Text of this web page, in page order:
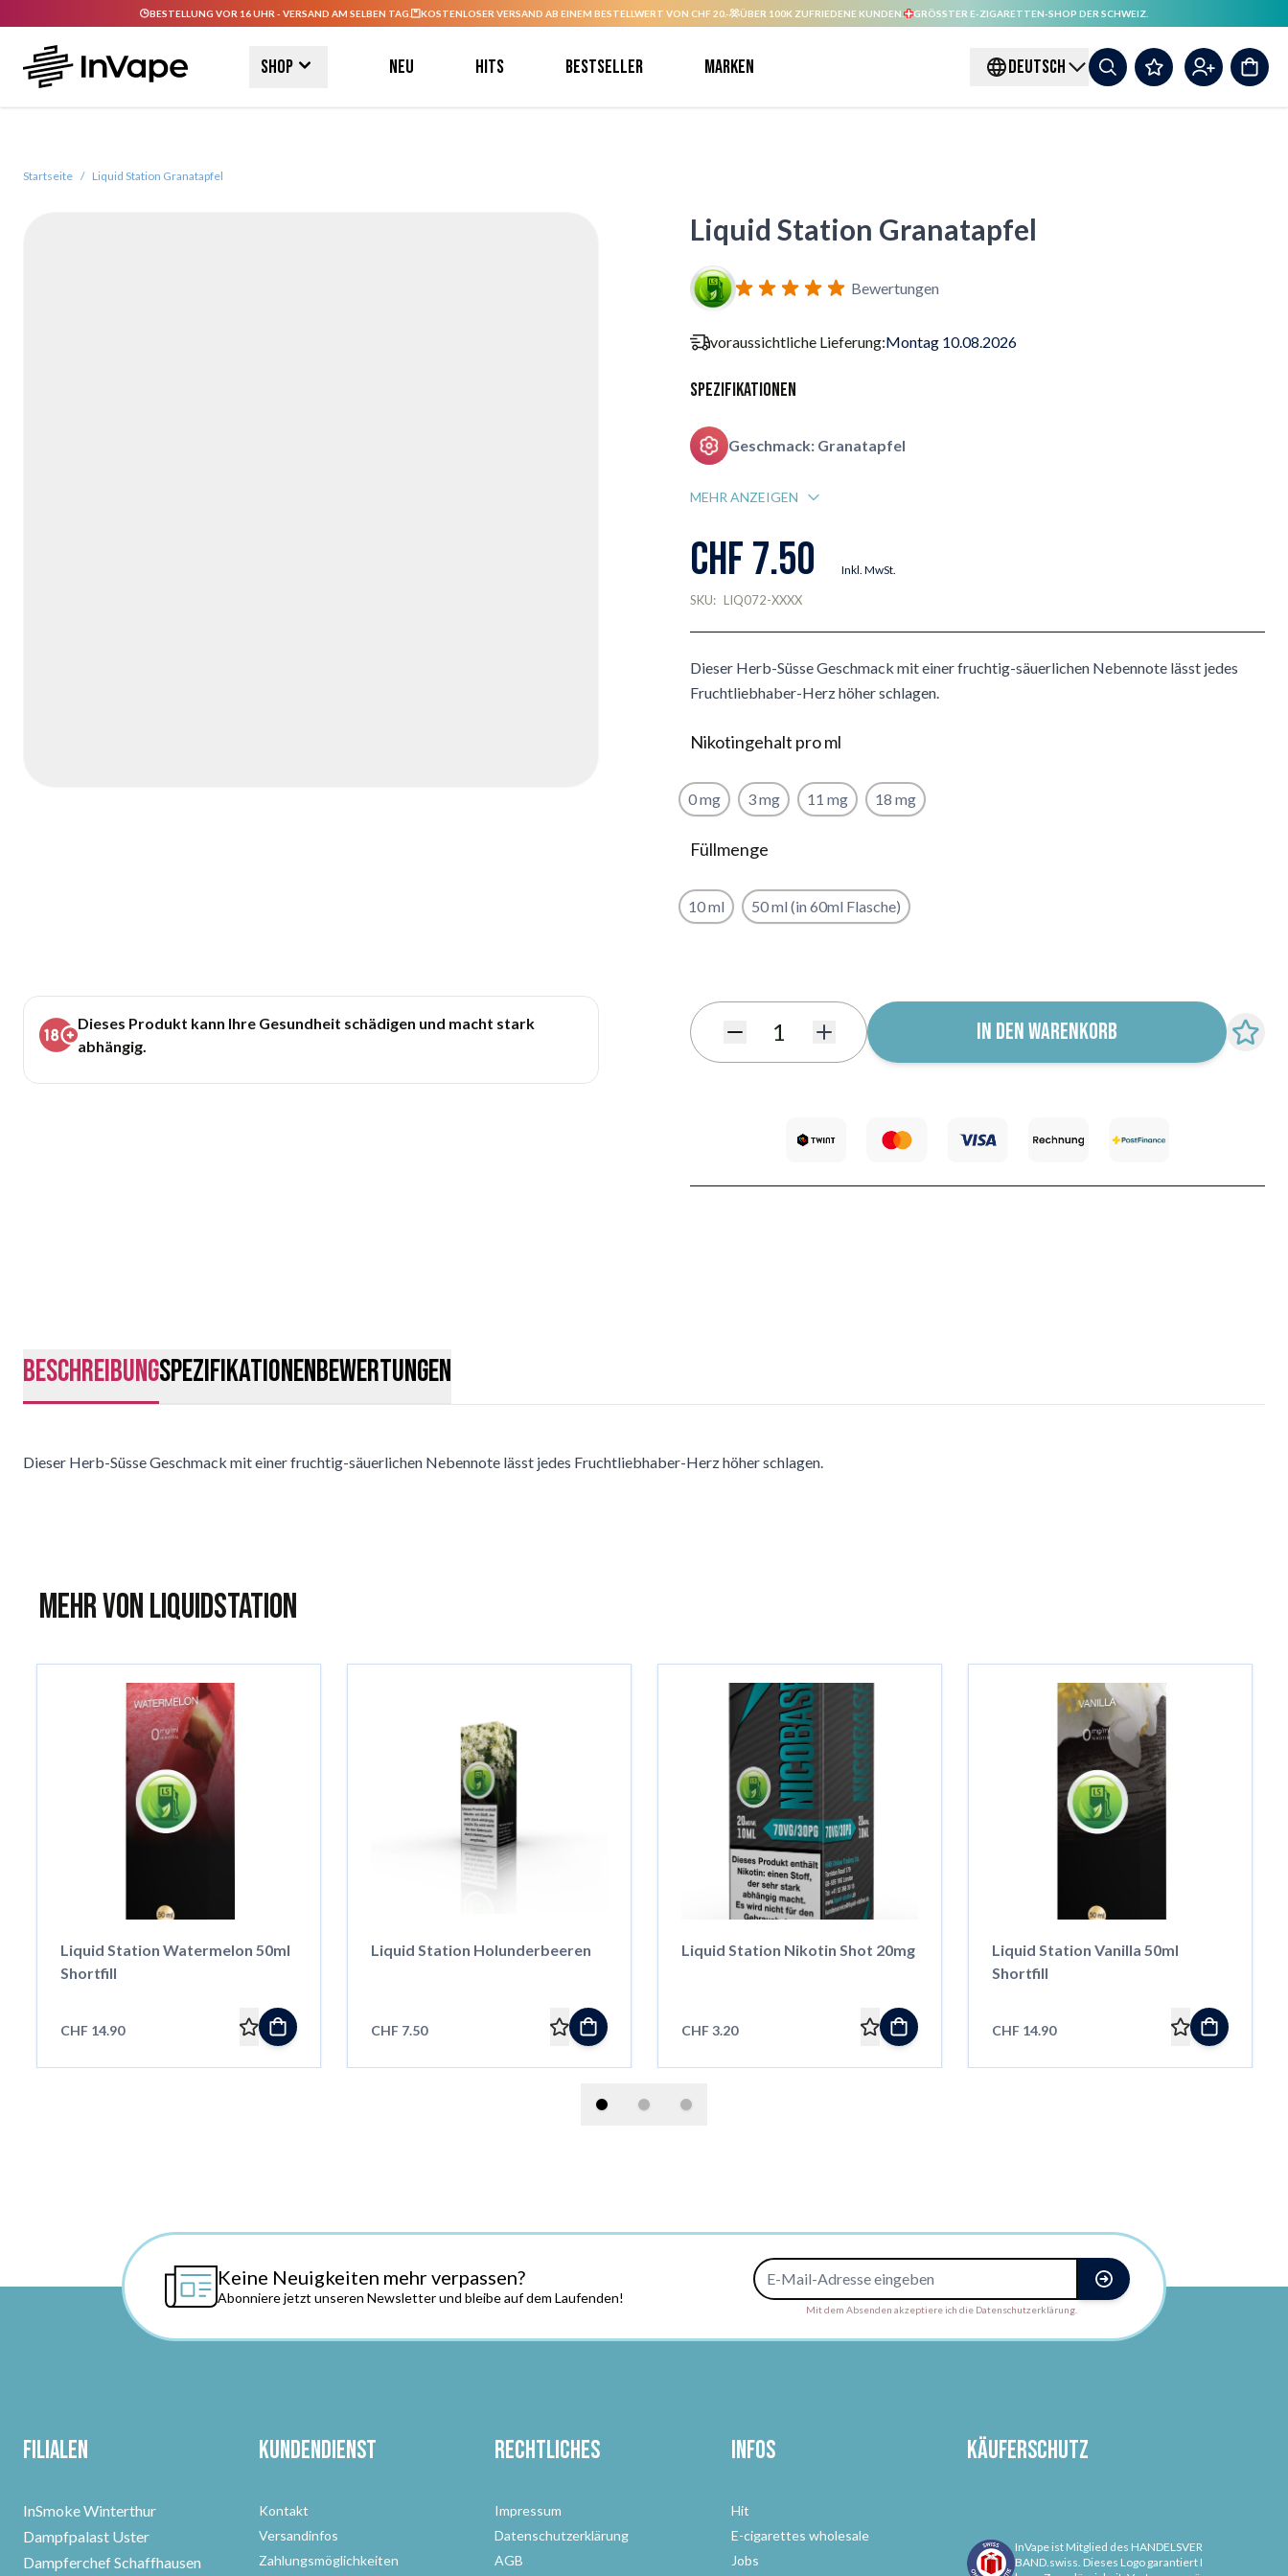
BESTELLUNG VOR 16 UHR - VERSAND AM SELBEN TAG. KOSTENLOSER VERSAND AB EINEM BESTELLWERT VON CHF 20.- ÜBER 100K ZUFRIEDENE KUNDEN. GRÖSSTER E-ZIGARETTEN-SHOP DER SCHWEIZ.
Shop Neu Hits Bestseller Marken DEUTSCH
Startseite / Liquid Station Granatapfel
Dieses Produkt kann Ihre Gesundheit schädigen und macht stark
abhängig.
Liquid Station Granatapfel
Bewertungen
voraussichtliche Lieferung:Montag 10.08.2026
Spezifikationen
Geschmack: Granatapfel
MEHR ANZEIGEN
CHF 7.50 Inkl. MwSt.
SKU: LIQ072-XXXX
Dieser Herb-Süsse Geschmack mit einer fruchtig-säuerlichen Nebennote lässt jedes
Fruchtliebhaber-Herz höher schlagen.
Nikotingehalt pro ml
0 mg 3 mg 11 mg 18 mg
Füllmenge
10 ml 50 ml (in 60ml Flasche)
IN DEN WARENKORB
BeschreibungSpezifikationenBewertungen
Dieser Herb-Süsse Geschmack mit einer fruchtig-säuerlichen Nebennote lässt jedes Fruchtliebhaber-Herz höher schlagen.
Mehr von Liquidstation
Liquid Station Watermelon 50ml
Shortfill
CHF 14.90
Liquid Station Holunderbeeren
CHF 7.50
Liquid Station Nikotin Shot 20mg
CHF 3.20
Liquid Station Vanilla 50ml
Shortfill
CHF 14.90
Keine Neuigkeiten mehr verpassen?
Abonniere jetzt unseren Newsletter und bleibe auf dem Laufenden!
E-Mail-Adresse
Mit dem Absenden akzeptiere ich die Datenschutzerklärung.
Filialen
InSmoke Winterthur
Dampfpalast Uster
Dampferchef Schaffhausen
Kundendienst
Kontakt
Versandinfos
Zahlungsmöglichkeiten
Rechtliches
Impressum
Datenschutzerklärung
AGB
Infos
Hit
E-cigarettes wholesale
Jobs
Käuferschutz
InVape ist Mitglied des HANDELSVER
BAND.swiss. Dieses Logo garantiert I